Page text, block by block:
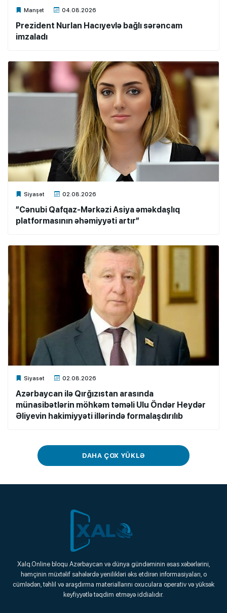
Manşet 04.08.2026
Xalq.Online
Prezident Nurlan Hacıyevlə bağlı sərəncam
imzaladı
Siyasət 02.08.2026
Xalq.Online
”Cənubi Qafqaz-Mərkəzi Asiya əməkdaşlıq
platformasının əhəmiyyəti artır”
Siyasət 02.08.2026
Xalq.Online
Azərbaycan ilə Qırğızıstan arasında
münasibətlərin möhkəm təməli Ulu Öndər Heydər
Əliyevin hakimiyyəti illərində formalaşdırılıb
DAHA ÇOX YÜKLƏ
Xalq.Online
Onlayn Platforma
Xalq.Online bloqu Azərbaycan və dünya gündəminin əsas xəbərlərini,
həmçinin müxtəlif sahələrdə yenilikləri əks etdirən informasiyaları, o
cümlədən, təhlil və araşdırma materiallarını oxuculara operativ və yüksək
keyfiyyətlə təqdim etməyə iddialıdır.